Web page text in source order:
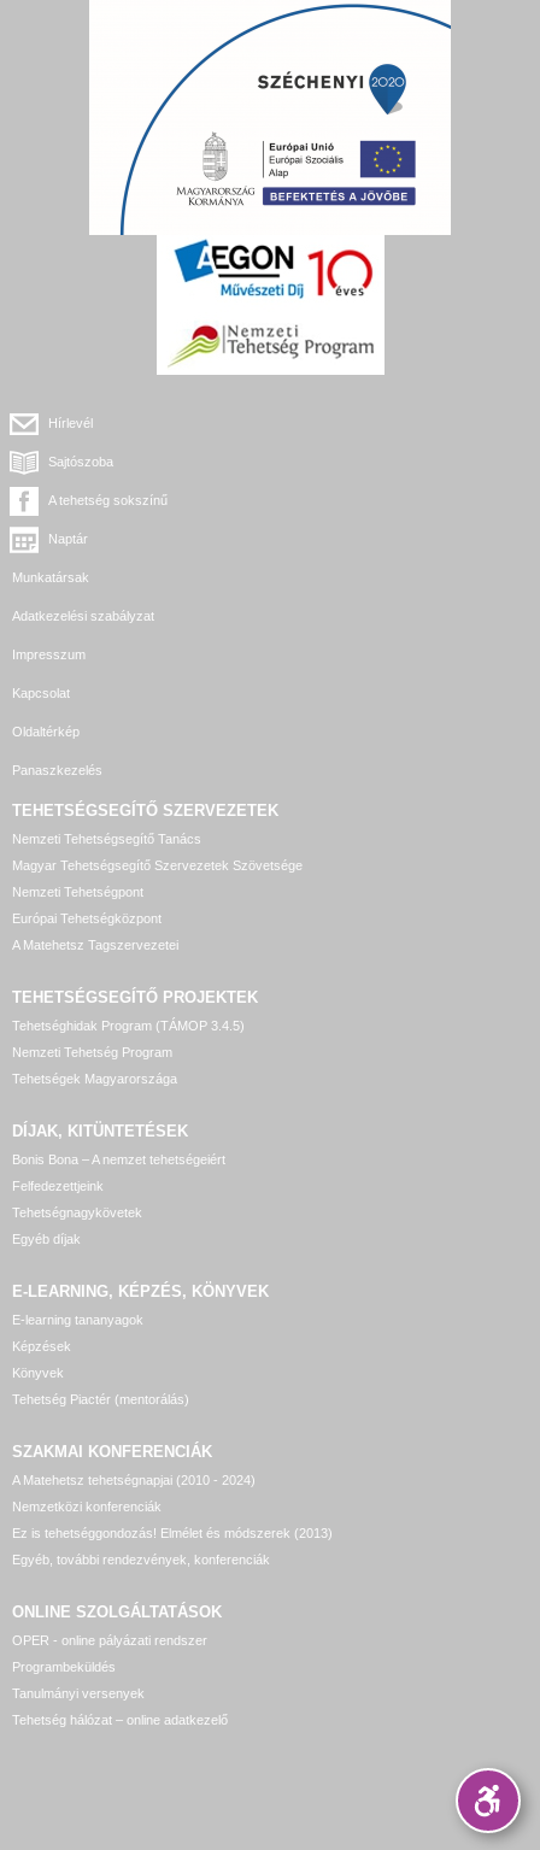
Hírlevél
Sajtószoba
A tehetség sokszínű
Naptár
Munkatársak
Adatkezelési szabályzat
Impresszum
Kapcsolat
Oldaltérkép
Panaszkezelés
TEHETSÉGSEGÍTŐ SZERVEZETEK
Nemzeti Tehetségsegítő Tanács
Magyar Tehetségsegítő Szervezetek Szövetsége
Nemzeti Tehetségpont
Európai Tehetségközpont
A Matehetsz Tagszervezetei
TEHETSÉGSEGÍTŐ PROJEKTEK
Tehetséghidak Program (TÁMOP 3.4.5)
Nemzeti Tehetség Program
Tehetségek Magyarországa
DÍJAK, KITÜNTETÉSEK
Bonis Bona – A nemzet tehetségeiért
Felfedezettjeink
Tehetségnagykövetek
Egyéb díjak
E-LEARNING, KÉPZÉS, KÖNYVEK
E-learning tananyagok
Képzések
Könyvek
Tehetség Piactér (mentorálás)
SZAKMAI KONFERENCIÁK
A Matehetsz tehetségnapjai (2010 - 2024)
Nemzetközi konferenciák
Ez is tehetséggondozás! Elmélet és módszerek (2013)
Egyéb, további rendezvények, konferenciák
ONLINE SZOLGÁLTATÁSOK
OPER - online pályázati rendszer
Programbeküldés
Tanulmányi versenyek
Tehetség hálózat – online adatkezelő